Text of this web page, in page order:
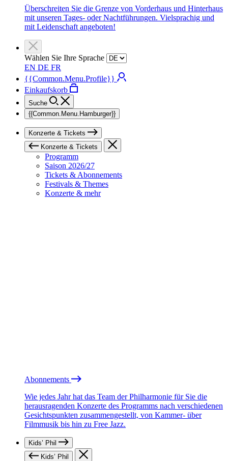
Überschreiten Sie die Grenze von Vorderhaus und Hinterhaus
mit unseren Tages- oder Nachtführungen. Vielsprachig und
mit Leidenschaft angeboten!
Wählen Sie Ihre Sprache
EN DE FR
{{Common.Menu.Profile}}
Einkaufskorb
Suche
{{Common.Menu.Hamburger}}
Konzerte & Tickets
Konzerte & Tickets
Programm
Saison 2026/27
Tickets & Abonnements
Festivals & Themes
Konzerte & mehr
Abonnements
Wie jedes Jahr hat das Team der Philharmonie für Sie die
herausragenden Konzerte des Programms nach verschiedenen
Gesichtspunkten zusammengestellt, von Kammer- über
Filmmusik bis hin zu Free Jazz.
Kids’ Phil
Kids’ Phil